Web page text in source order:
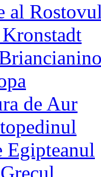
al
de Aur
Egipteanul